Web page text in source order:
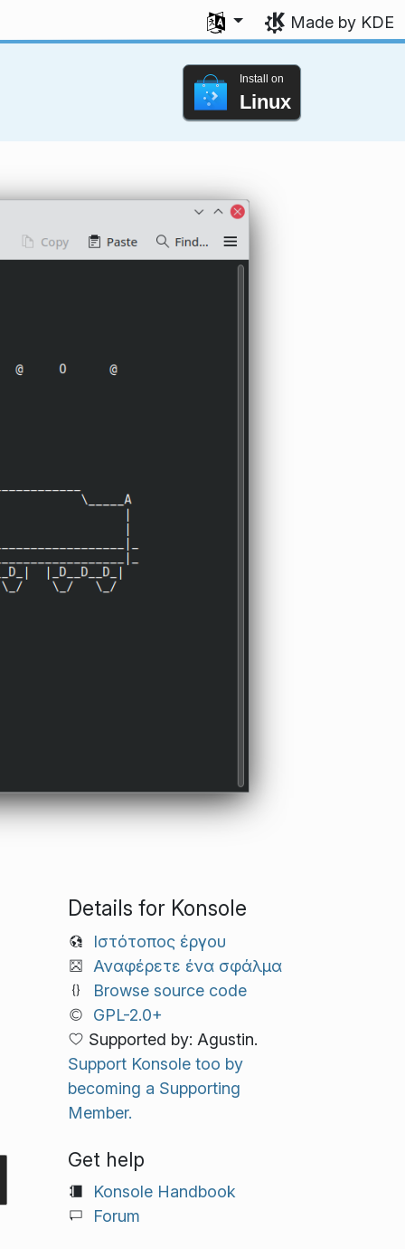
Select your language
Made by KDE
Install on
Linux
Details for Konsole
Ιστότοπος έργου
Αναφέρετε ένα σφάλμα
Browse source code
GPL-2.0+
Supported by: Agustin.
Support Konsole too by
becoming a Supporting
Member.
Get help
Konsole Handbook
Forum